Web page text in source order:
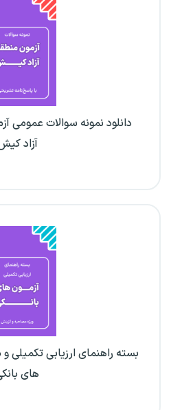
دانلود نمونه سوالات عمومی
آزاد
بسته راهنمای ارزیابی
های